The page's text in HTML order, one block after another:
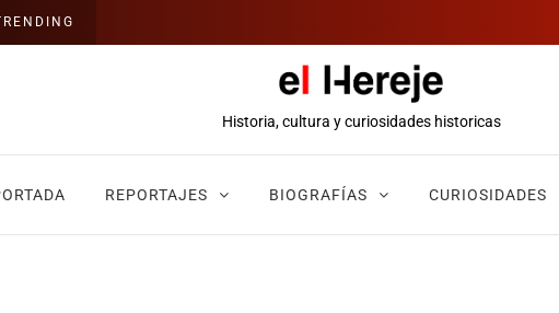
Historia, cultura y curiosidades historicas
REPORTAJES BIOGRAFÍAS CURIOSIDADES